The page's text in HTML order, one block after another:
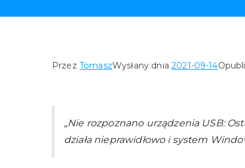
Przez TomaszWysłany dnia2021-09-14
„Nie rozpoznano urządzenia USB:
działa nieprawidłowo i system